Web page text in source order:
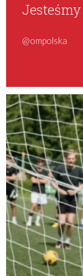
@ompolska